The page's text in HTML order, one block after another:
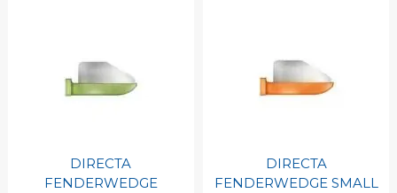
DIRECTA
FENDERWEDGE
DIRECTA
FENDERWEDGE SMALL